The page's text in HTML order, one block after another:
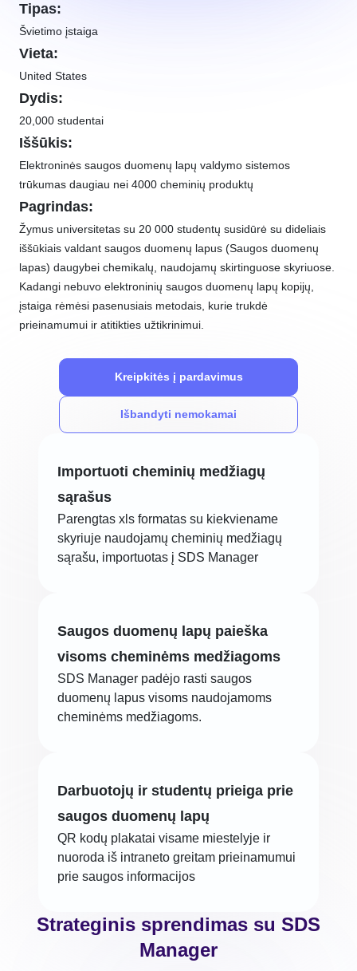
Tipas:
Švietimo įstaiga
Vieta:
United States
Dydis:
20,000 studentai
Iššūkis:
Elektroninės saugos duomenų lapų valdymo sistemos
trūkumas daugiau nei 4000 cheminių produktų
Pagrindas:
Žymus universitetas su 20 000 studentų susidūrė su dideliais
iššūkiais valdant saugos duomenų lapus (Saugos duomenų
lapas) daugybei chemikalų, naudojamų skirtinguose skyriuose.
Kadangi nebuvo elektroninių saugos duomenų lapų kopijų,
įstaiga rėmėsi pasenusiais metodais, kurie trukdė
prieinamumui ir atitikties užtikrinimui.
Kreipkitės į pardavimus
Išbandyti nemokamai
Importuoti cheminių medžiagų
sąrašus
Parengtas xls formatas su kiekviename
skyriuje naudojamų cheminių medžiagų
sąrašu, importuotas į SDS Manager
Saugos duomenų lapų paieška
visoms cheminėms medžiagoms
SDS Manager padėjo rasti saugos
duomenų lapus visoms naudojamoms
cheminėms medžiagoms.
Darbuotojų ir studentų prieiga prie
saugos duomenų lapų
QR kodų plakatai visame miestelyje ir
nuoroda iš intraneto greitam prieinamumui
prie saugos informacijos
Strateginis sprendimas su SDS
Manager